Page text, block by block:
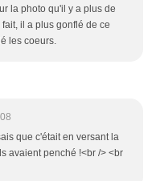
la photo qu'il y a plus de
il a plus gonflé de ce
les coeurs.
que c'était en versant la
avaient penché !<br /> <br